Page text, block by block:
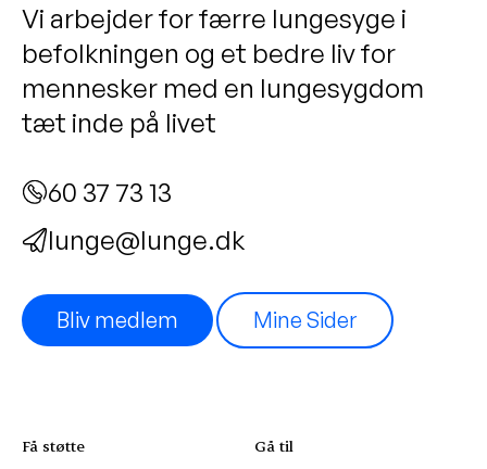
Vi arbejder for færre lungesyge i
befolkningen og et bedre liv for
mennesker med en lungesygdom
tæt inde på livet
60 37 73 13
lunge@lunge.dk
Bliv medlem Mine Sider
Få støtte Gå til